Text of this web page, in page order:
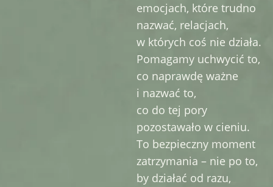
emocjach, które trudno
nazwać, relacjach,
w których coś nie działa.
Pomagamy uchwycić to,
co naprawdę ważne
i nazwać to,
co do tej pory
pozostawało w cieniu.
To bezpieczny moment
zatrzymania – nie po to,
by działać od razu,